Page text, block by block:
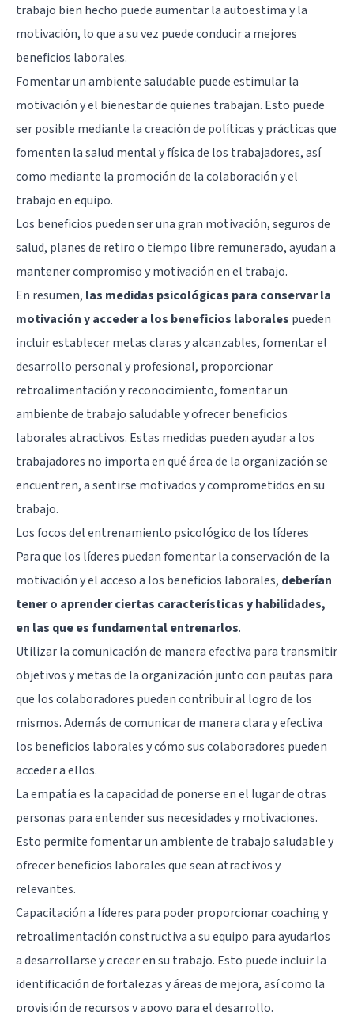
trabajo bien hecho puede aumentar la autoestima y la
motivación, lo que a su vez puede conducir a mejores
beneficios laborales.
Fomentar un ambiente saludable puede estimular la
motivación y el bienestar de quienes trabajan. Esto puede
ser posible mediante la creación de políticas y prácticas que
fomenten la salud mental y física de los trabajadores, así
como mediante la promoción de la colaboración y el
trabajo en equipo.
Los beneficios pueden ser una gran motivación, seguros de
salud, planes de retiro o tiempo libre remunerado, ayudan a
mantener compromiso y motivación en el trabajo.
En resumen, las medidas psicológicas para conservar la
motivación y acceder a los beneficios laborales pueden
incluir establecer metas claras y alcanzables, fomentar el
desarrollo personal y profesional, proporcionar
retroalimentación y reconocimiento, fomentar un
ambiente de trabajo saludable y ofrecer beneficios
laborales atractivos. Estas medidas pueden ayudar a los
trabajadores no importa en qué área de la organización se
encuentren, a sentirse motivados y comprometidos en su
trabajo.
Los focos del entrenamiento psicológico de los líderes
Para que los líderes puedan fomentar la conservación de la
motivación y el acceso a los beneficios laborales, deberían
tener o aprender ciertas características y habilidades,
en las que es fundamental entrenarlos.
Utilizar la comunicación de manera efectiva para transmitir
objetivos y metas de la organización junto con pautas para
que los colaboradores pueden contribuir al logro de los
mismos. Además de comunicar de manera clara y efectiva
los beneficios laborales y cómo sus colaboradores pueden
acceder a ellos.
Laempatíaes la capacidad de ponerse en el lugar de otras
personas para entender sus necesidades y motivaciones.
Esto permite fomentar un ambiente de trabajo saludable y
ofrecer beneficios laborales que sean atractivos y
relevantes.
Capacitación a líderes para poder proporcionar coaching y
retroalimentación constructiva a su equipo para ayudarlos
a desarrollarse y crecer en su trabajo. Esto puede incluir la
identificación de fortalezas y áreas de mejora, así como la
provisión de recursos y apoyo para el desarrollo.